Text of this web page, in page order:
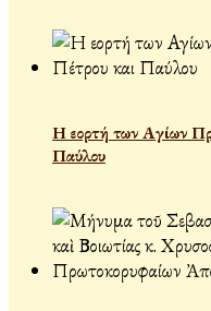
Η εορτή των Αγίων
Παύλου